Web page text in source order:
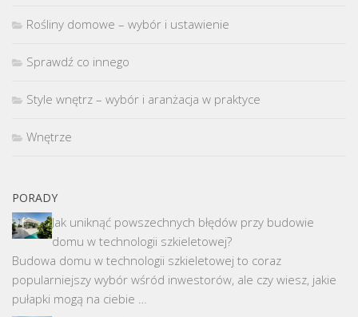
Rośliny domowe – wybór i ustawienie
Sprawdź co innego
Style wnętrz – wybór i aranżacja w praktyce
Wnętrze
PORADY
Jak uniknąć powszechnych błędów przy budowie
domu w technologii szkieletowej?
Budowa domu w technologii szkieletowej to coraz
popularniejszy wybór wśród inwestorów, ale czy wiesz, jakie
pułapki mogą na ciebie …